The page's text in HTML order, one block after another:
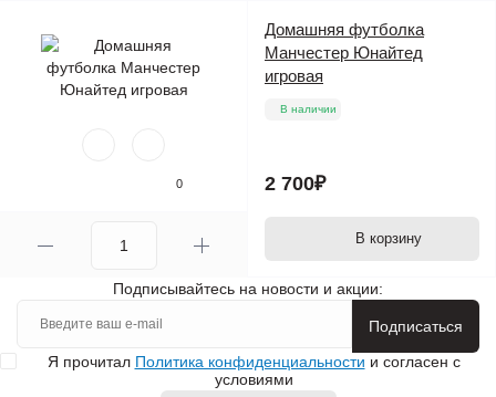
0
Домашняя футболка
Манчестер Юнайтед
игровая
В наличии
2 700₽
В корзину
Подписывайтесь на новости и акции:
Подписаться
Я прочитал Политика конфиденциальности и согласен с
условиями